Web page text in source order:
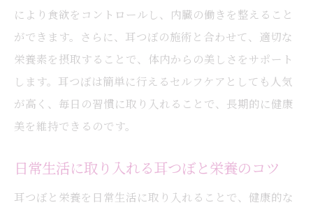
により食欲をコントロールし、内臓の働きを整えること
ができます。さらに、耳つぼの施術と合わせて、適切な
栄養素を摂取することで、体内からの美しさをサポート
します。耳つぼは簡単に行えるセルフケアとしても人気
が高く、毎日の習慣に取り入れることで、長期的に健康
美を維持できるのです。
日常生活に取り入れる耳つぼと栄養のコツ
耳つぼと栄養を日常生活に取り入れることで、健康的な